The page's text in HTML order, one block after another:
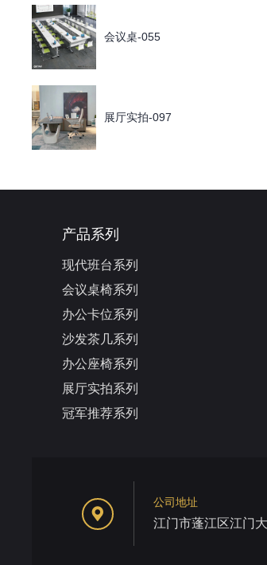
会议桌-055
展厅实拍-097
产品系列
现代班台系列
会议桌椅系列
办公卡位系列
沙发茶几系列
办公座椅系列
展厅实拍系列
冠军推荐系列
公司地址
江门市蓬江区江门